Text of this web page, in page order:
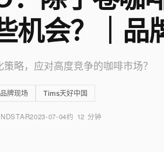
机会？｜品
略，应对高度竞争的咖啡市场？
品牌现场 Tims天好中国
2023-07-04约 12 分钟